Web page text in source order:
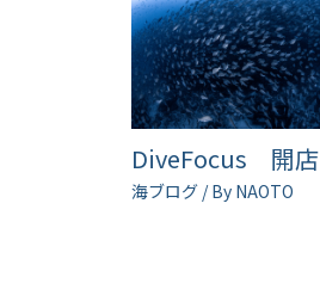
DiveFocus 開店
海ブログ/ By NAOTO